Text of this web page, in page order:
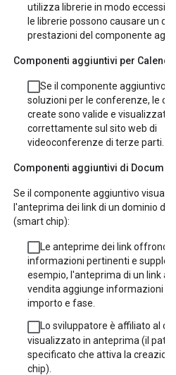
utilizza librerie in modo
le librerie possono causare un
prestazioni del componente
Componenti aggiuntivi per
Se il componente aggiuntivo
soluzioni per le conferenze, le
create sono valide e visualizzate
correttamente sul sito web di
videoconferenze di terze parti.
Componenti aggiuntivi di
Se il componente aggiuntivo
l'anteprima dei link di un dominio di
(smart chip):
Le anteprime dei link offrono
informazioni pertinenti e
esempio, l'anteprima di un link a
vendita aggiunge informazioni
importo e fase.
Lo sviluppatore è affiliato al
visualizzato in anteprima (il
specificato che attiva la
chip).